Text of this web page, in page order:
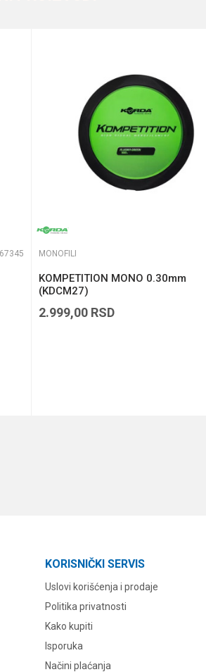
67345 MONOFILI
KOMPETITION MONO 0.30mm
(KDCM27)
2.999,00 RSD
KORISNIČKI SERVIS
Uslovi korišćenja i prodaje
Politika privatnosti
Kako kupiti
Isporuka
Načini plaćanja